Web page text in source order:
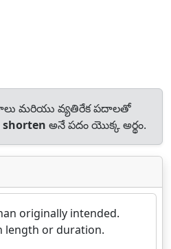
మరియు వ్యతిరేక పదాలతో
shorten అనే పదం యొక్క అర్థం.
originally intended.
length or duration.